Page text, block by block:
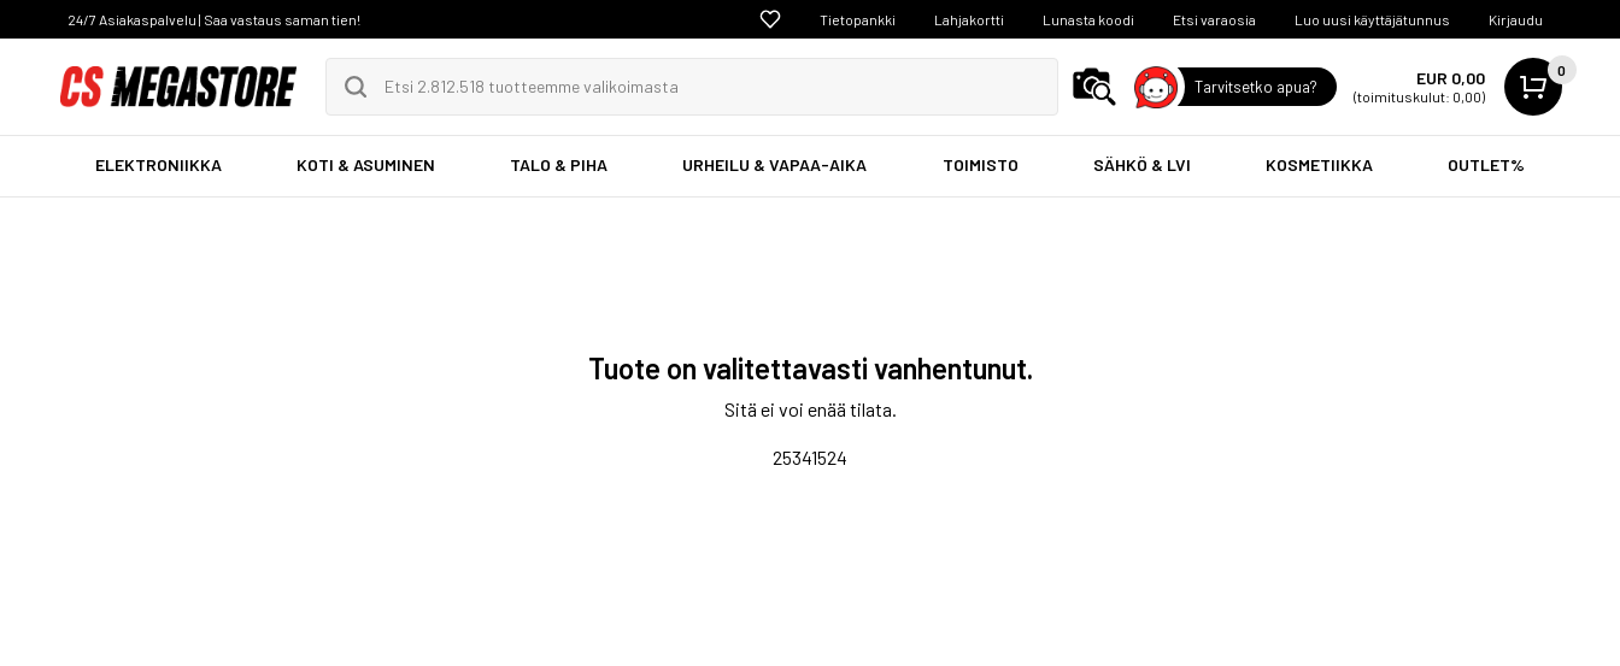
24/7 Asiakaspalvelu | Saa vastaus saman tien! Tietopankki Lahjakortti Lunasta koodi Etsi varaosia Luo uusi käyttäjätunnus Kirjaudu
Tarvitsetko apua? EUR 0,00
(toimituskulut: 0,00)
0
ELEKTRONIIKKA KOTI & ASUMINEN TALO & PIHA URHEILU & VAPAA-AIKA TOIMISTO SÄHKÖ & LVI KOSMETIIKKA OUTLET%
Tuote on valitettavasti vanhentunut.
Sitä ei voi enää tilata.
25341524